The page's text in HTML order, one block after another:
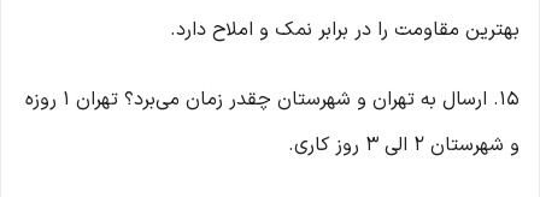
بهترین مقاومت را در برابر نمک و املاح دارد.
۱۵. ارسال به تهران و شهرستان چقدر زمان می‌برد؟ تهران ۱ روزه
و شهرستان ۲ الی ۳ روز کاری.